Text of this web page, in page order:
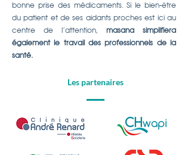
bonne prise des médicaments. Si le bien-être
du patient et de ses aidants proches est ici au
centre de l’attention, masana simplifiera
également le travail des professionnels de la
santé.
Les partenaires